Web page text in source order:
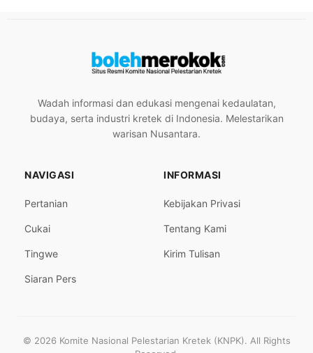
Wadah informasi dan edukasi mengenai kedaulatan,
budaya, serta industri kretek di Indonesia. Melestarikan
warisan Nusantara.
NAVIGASI
Pertanian
Cukai
Tingwe
Siaran Pers
INFORMASI
Kebijakan Privasi
Tentang Kami
Kirim Tulisan
© 2026 Komite Nasional Pelestarian Kretek (KNPK). All Rights